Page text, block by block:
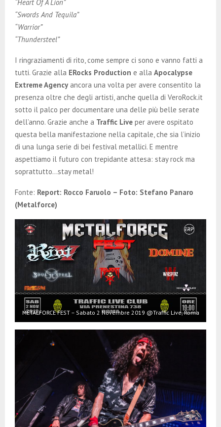
“Heart Of A Lion”
“Swords And Tequila”
“Warrior”
“Thundersteel”
I ringraziamenti di rito, come sempre ci sono e vanno fatti a
tutti. Grazie alla ERocks Production e alla Apocalypse
Extreme Agency ancora una volta per avere consentito la
presenza oltre che degli artisti, anche quella di VeroRock.it
sotto il palco per documentare una delle più belle serate
dell’anno. Grazie anche a Traffic Live per avere ospitato
questa bella manifestazione nella capitale, che sia l’inizio
di una lunga serie di bei festival metallici. E mentre
aspettiamo il futuro con trepidante attesa: stay rock ma
soprattutto…stay metal!
Fonte: Report: Rocco Faruolo – Foto: Stefano Panaro
(Metalforce)
METALFORCE FEST – Sabato 2 Novembre 2019 @Traffic Live, Roma